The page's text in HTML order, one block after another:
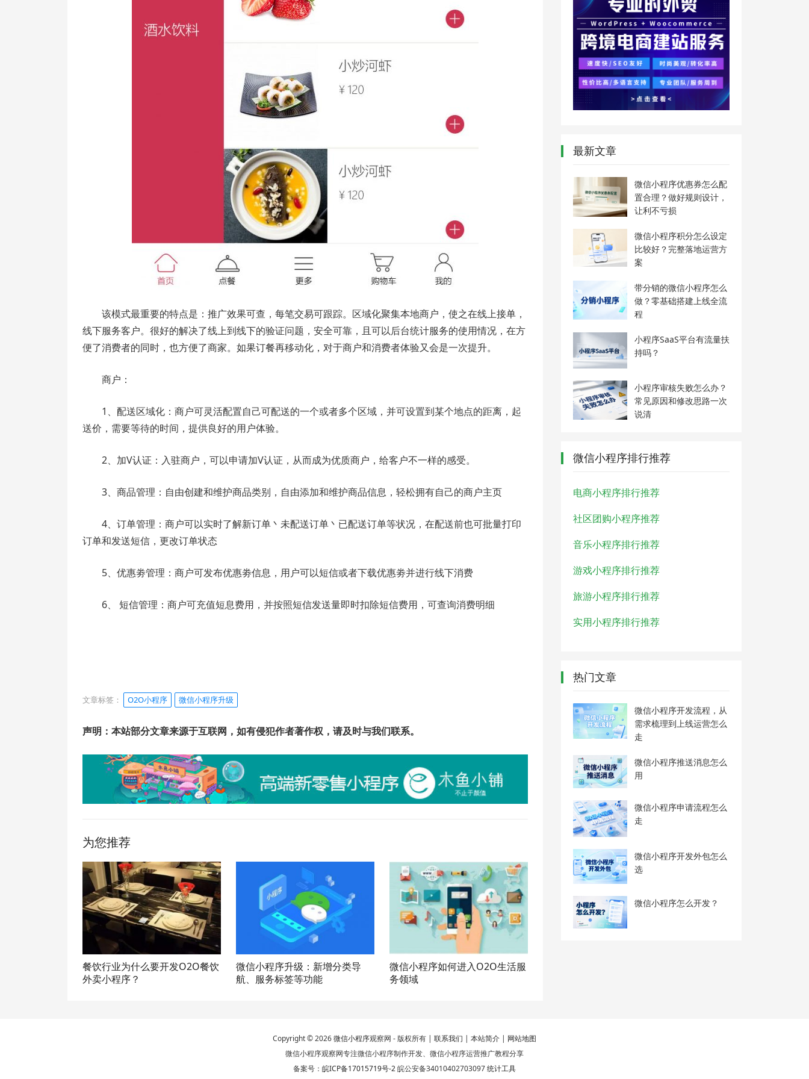
该模式最重要的特点是：推广效果可查，每笔交易可跟踪。区域化聚集本地商户，使之在线上接单，
线下服务客户。很好的解决了线上到线下的验证问题，安全可靠，且可以后台统计服务的使用情况，在方
便了消费者的同时，也方便了商家。如果订餐再移动化，对于商户和消费者体验又会是一次提升。
商户：
1、配送区域化：商户可灵活配置自己可配送的一个或者多个区域，并可设置到某个地点的距离，起
送价，需要等待的时间，提供良好的用户体验。
2、加V认证：入驻商户，可以申请加V认证，从而成为优质商户，给客户不一样的感受。
3、商品管理：自由创建和维护商品类别，自由添加和维护商品信息，轻松拥有自己的商户主页
4、订单管理：商户可以实时了解新订单丶未配送订单丶已配送订单等状况，在配送前也可批量打印
订单和发送短信，更改订单状态
5、优惠劵管理：商户可发布优惠劵信息，用户可以短信或者下载优惠劵并进行线下消费
6、 短信管理：商户可充值短息费用，并按照短信发送量即时扣除短信费用，可查询消费明细
文章标签： O2O小程序 微信小程序升级
声明：本站部分文章来源于互联网，如有侵犯作者著作权，请及时与我们联系。
为您推荐
餐饮行业为什么要开发O2O餐饮
外卖小程序？
微信小程序升级：新增分类导
航、服务标签等功能
微信小程序如何进入O2O生活服
务领域
最新文章
微信小程序优惠券怎么配
置合理？做好规则设计，
让利不亏损
微信小程序积分怎么设定
比较好？完整落地运营方
案
带分销的微信小程序怎么
做？零基础搭建上线全流
程
小程序SaaS平台有流量扶
持吗？
小程序审核失败怎么办？
常见原因和修改思路一次
说清
微信小程序排行推荐
电商小程序排行推荐
社区团购小程序推荐
音乐小程序排行推荐
游戏小程序排行推荐
旅游小程序排行推荐
实用小程序排行推荐
热门文章
微信小程序开发流程，从
需求梳理到上线运营怎么
走
微信小程序推送消息怎么
用
微信小程序申请流程怎么
走
微信小程序开发外包怎么
选
微信小程序怎么开发？
Copyright © 2026微信小程序观察网 - 版权所有 | 联系我们 | 本站简介 | 网站地图
微信小程序观察网专注微信小程序制作开发、微信小程序运营推广教程分享
备案号： 皖ICP备17015719号-2皖公安备34010402703097统计工具